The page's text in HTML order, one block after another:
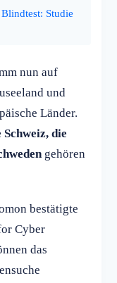
Studie
nun auf
und
Länder.
die
gehören
bestätigte
Cyber
das